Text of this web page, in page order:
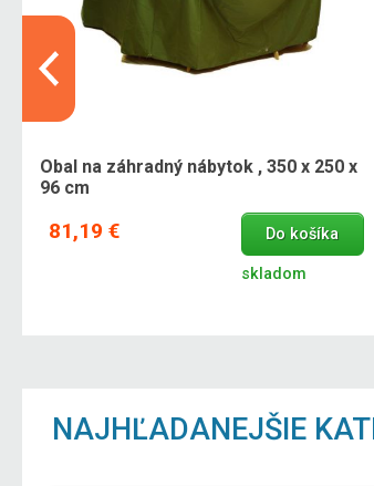
Obal na záhradný nábytok , 350 x 250 x
96 cm
81,19 € Do košíka
skladom
NAJHĽADANEJŠIE